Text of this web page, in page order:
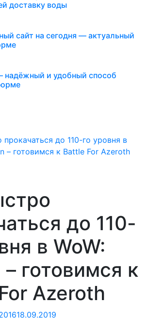
доставку воды
сайт на сегодня — актуальный
надёжный и удобный способ
прокачаться до 110-го уровня в
– готовимся к Battle For Azeroth
до 110-
в WoW:
готовимся к
Azeroth
18.09.2019